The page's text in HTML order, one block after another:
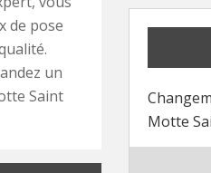
de pose
un
Saint
Motte